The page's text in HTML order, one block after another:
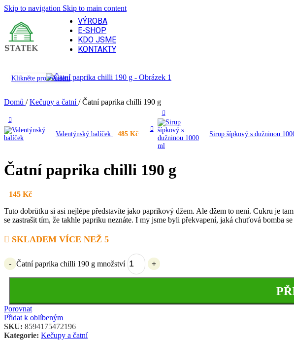
Skip to navigation Skip to main content
VÝROBA
E-SHOP
KDO JSME
KONTAKTY
Klikněte pro zvětšení
Domů / Kečupy a čatní/ Čatní paprika chilli 190 g
Valentýnský balíček 485 Kč Sirup šípkový s dužninou
Čatní paprika chilli 190 g
145 Kč
Tuto dobrůtku si asi nejlépe představíte jako paprikový džem. Ale džem to není. Cukru je
se zastrašit tím, že takhle papriku neznáte. I my jsme byli překvapení, jaká chuťová bomba
SKLADEM VÍCE NEŽ 5
- Čatní paprika chilli 190 g množství +
Porovnat
Přidat k oblíbeným
SKU: 8594175472196
Kategorie: Kečupy a čatní